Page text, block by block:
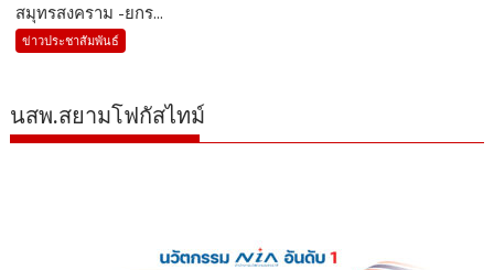
สมุทรสงคราม -ยกร...
ข่าวประชาสัมพันธ์
นสพ.สยามโฟกัสไทม์